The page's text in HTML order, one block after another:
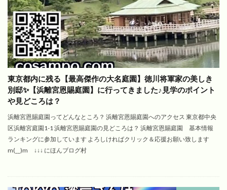
東京都内に残る【最高傑作の大名庭園】徳川将軍家の美しき
別邸✨【浜離宮恩賜庭園】に行ってきました♪見学のポイント
や見どころは？
浜離宮恩賜庭園ってどんなところ？ 浜離宮恩賜庭園へのアクセス 東京都中央
区浜離宮庭園1-1 浜離宮恩賜庭園の見どころは？ 浜離宮恩賜庭園 基本情報
ランキングに参加しています よろしければクリック＆応援お願い致します
m(__)m ↓↓↓ にほんブログ村